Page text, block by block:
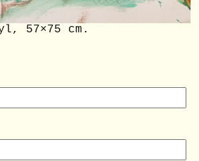
57×75 cm.